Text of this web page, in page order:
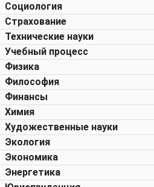
Социология
Страхование
Технические науки
Учебный процесс
Физика
Философия
Финансы
Химия
Художественные науки
Экология
Экономика
Энергетика